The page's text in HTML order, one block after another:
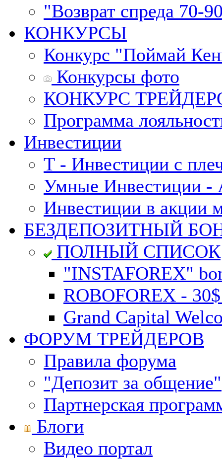
"Возврат спреда 70-
КОНКУРСЫ
Конкурс "Поймай
Конкурсы фото
КОНКУРС
Программа
Инвестиции
Т - Инвестиции с
Умные Инвестиции -
Инвестиции в акции
БЕЗДЕПОЗИТНЫЙ
ПОЛНЫЙ СПИСОК
"INSTAFOREX"
ROBOFOREX -
Grand Capital
ФОРУМ ТРЕЙДЕРОВ
Правила форума
"Депозит за общение"
Партнерская
Блоги
Видео портал